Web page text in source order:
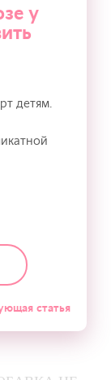
у
детям.
статья